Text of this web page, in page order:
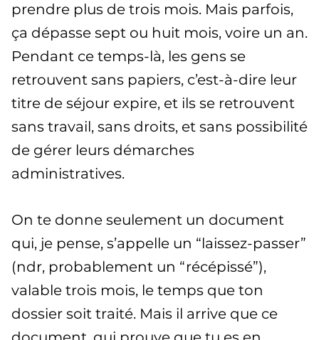
prendre plus de trois mois. Mais parfois,
ça dépasse sept ou huit mois, voire un an.
Pendant ce temps-là, les gens se
retrouvent sans papiers, c’est-à-dire leur
titre de séjour expire, et ils se retrouvent
sans travail, sans droits, et sans possibilité
de gérer leurs démarches
administratives.
On te donne seulement un document
qui, je pense, s’appelle un “laissez-passer”
(ndr, probablement un “récépissé”),
valable trois mois, le temps que ton
dossier soit traité. Mais il arrive que ce